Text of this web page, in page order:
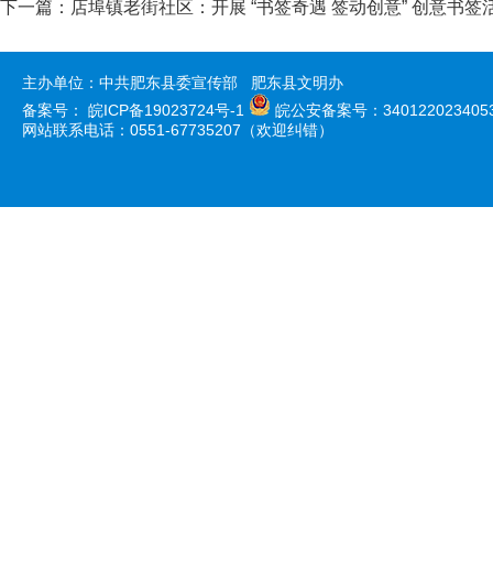
下一篇： 店埠镇老街社区：开展 “书签奇遇 签动创意” 创意书签
主办单位：中共肥东县委宣传部 肥东县文明办
备案号： 皖ICP备19023724号-1
皖公安备案号：
网站联系电话：0551-67735207（欢迎纠错）